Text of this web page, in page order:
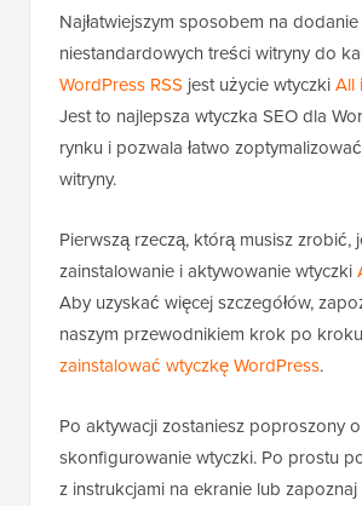
Najłatwiejszym sposobem na dodanie
niestandardowych treści witryny do
WordPress RSS jest użycie wtyczkiAll
Jest to najlepsza wtyczka SEO dla
rynku i pozwala łatwo
witryny.
Pierwszą rzeczą, którą musisz zrobić,
zainstalowanie i aktywowanie wtyczki
Aby uzyskać więcej szczegółów,
naszym przewodnikiem krok po
zainstalować wtyczkę WordPress.
Po aktywacji zostaniesz poproszony o
skonfigurowanie wtyczki. Po prostu
z instrukcjami na ekranie lub zapoznaj